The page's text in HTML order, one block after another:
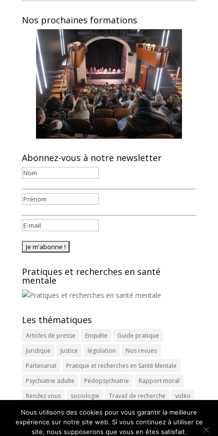
Nos prochaines formations
Abonnez-vous à notre newsletter
Pratiques et recherches en santé
mentale
Les thématiques
Articles de presse Enquête
Guide pratique
Juridique
Justice législation
Nos revues
Partenariat
Pratique et recherches en Santé Mentale
Psychiatrie adulte
Pédopsychiatrie
Rapport moral
Rendez vous
sociologie Travail de recherche vidéo
Nous utilisons des cookies pour vous garantir la meilleure
expérience sur notre site web. Si vous continuez à utiliser ce
site, nous supposerons que vous en êtes satisfait.